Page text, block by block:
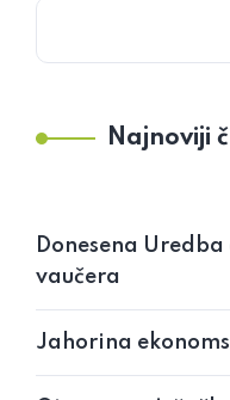
Najnoviji
Donesena
vaučera
Jahorina